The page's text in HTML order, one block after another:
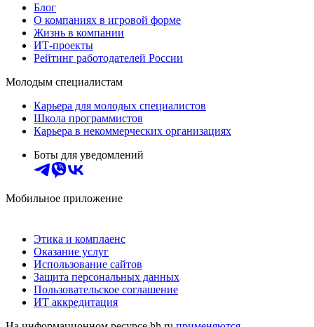
Блог
О компаниях в игровой форме
Жизнь в компании
ИТ-проекты
Рейтинг работодателей России
Молодым специалистам
Карьера для молодых специалистов
Школа программистов
Карьера в некоммерческих организациях
Боты для уведомлений
Мобильное приложение
Этика и комплаенс
Оказание услуг
Использование сайтов
Защита персональных данных
Пользовательское соглашение
ИТ аккредитация